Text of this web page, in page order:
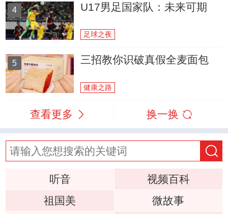
4 U17男足国家队：未来可期
足球之夜
5 三招教你识破真假全麦面包
健康之路
查看更多 换一换
听音
视频百科
祖国美
微故事